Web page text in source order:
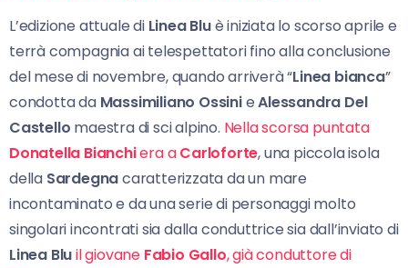
L’edizione attuale di Linea Bluè iniziata lo scorso aprile e
terrà compagnia ai telespettatori fino alla conclusione
del mese di novembre, quando arriverà “Linea bianca”
condotta da Massimiliano OssinieAlessandra Del
Castello maestra di sci alpino. Nella scorsa puntata
Donatella Bianchiera aCarloforte, una piccola isola
della Sardegnacaratterizzata da un mare
incontaminato e da una serie di personaggi molto
singolari incontrati sia dalla conduttrice sia dall’inviato di
Linea Bluil giovane Fabio Gallo, già conduttore di